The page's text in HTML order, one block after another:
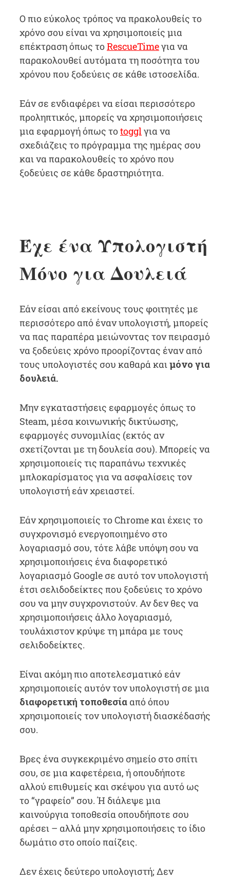
Ο πιο εύκολος τρόπος να πρακολουθείς το
χρόνο σου είναι να χρησιμοποιείς μια
επέκτραση όπως τοRescueTimeγια να
παρακολουθεί αυτόματα τη ποσότητα του
χρόνου που ξοδεύεις σε κάθε ιστοσελίδα.
Εάν σε ενδιαφέρει να είσαι περισσότερο
προληπτικός, μπορείς να χρησιμοποιήσεις
μια εφαρμογή όπως τοtogglγια να
σχεδιάζεις το πρόγραμμα της ημέρας σου
και να παρακολουθείς το χρόνο που
ξοδεύεις σε κάθε δραστηριότητα.
Έχε ένα Υπολογιστή
Μόνο για Δουλειά
Εάν είσαι από εκείνους τους φοιτητές με
περισσότερο από έναν υπολογιστή, μπορείς
να πας παραπέρα μειώνοντας τον πειρασμό
να ξοδεύεις χρόνο προορίζοντας έναν από
τους υπολογιστές σου καθαρά καιμόνο για
δουλειά.
Μην εγκαταστήσεις εφαρμογές όπως το
Steam, μέσα κοινωνικής δικτύωσης,
εφαρμογές συνομιλίας (εκτός αν
σχετίζονται με τη δουλεία σου). Μπορείς να
χρησιμοποιείς τις παραπάνω τεχνικές
μπλοκαρίσματος για να ασφαλίσεις τον
υπολογιστή εάν χρειαστεί.
Εάν χρησιμοποιείς το Chrome και έχεις το
συγχρονισμό ενεργοποιημένο στο
λογαριασμό σου, τότε λάβε υπόψη σου να
χρησιμοποιήσεις ένα διαφορετικό
λογαριασμό Google σε αυτό τον υπολογιστή
έτσι σελιδοδείκτες που ξοδεύεις το χρόνο
σου να μην συγχρονιστούν. Αν δεν θες να
χρησιμοποιήσεις άλλο λογαριασμό,
τουλάχιστον κρύψε τη μπάρα με τους
σελιδοδείκτες.
Είναι ακόμη πιο αποτελεσματικό εάν
χρησιμοποιείς αυτόν τον υπολογιστή σε μια
διαφορετική τοποθεσίααπό όπου
χρησιμοποιείς τον υπολογιστή διασκέδασής
σου.
Βρες ένα συγκεκριμένο σημείο στο σπίτι
σου, σε μια καφετέρεια, ή οπουδήποτε
αλλού επιθυμείς και σκέψου για αυτό ως
το “γραφείο” σου. Ή διάλεψε μια
καινούργια τοποθεσία οπουδήποτε σου
αρέσει – αλλά μην χρησιμοποιήσεις το ίδιο
δωμάτιο στο οποίο παίζεις.
Δεν έχεις δεύτερο υπολογιστή; Δεν